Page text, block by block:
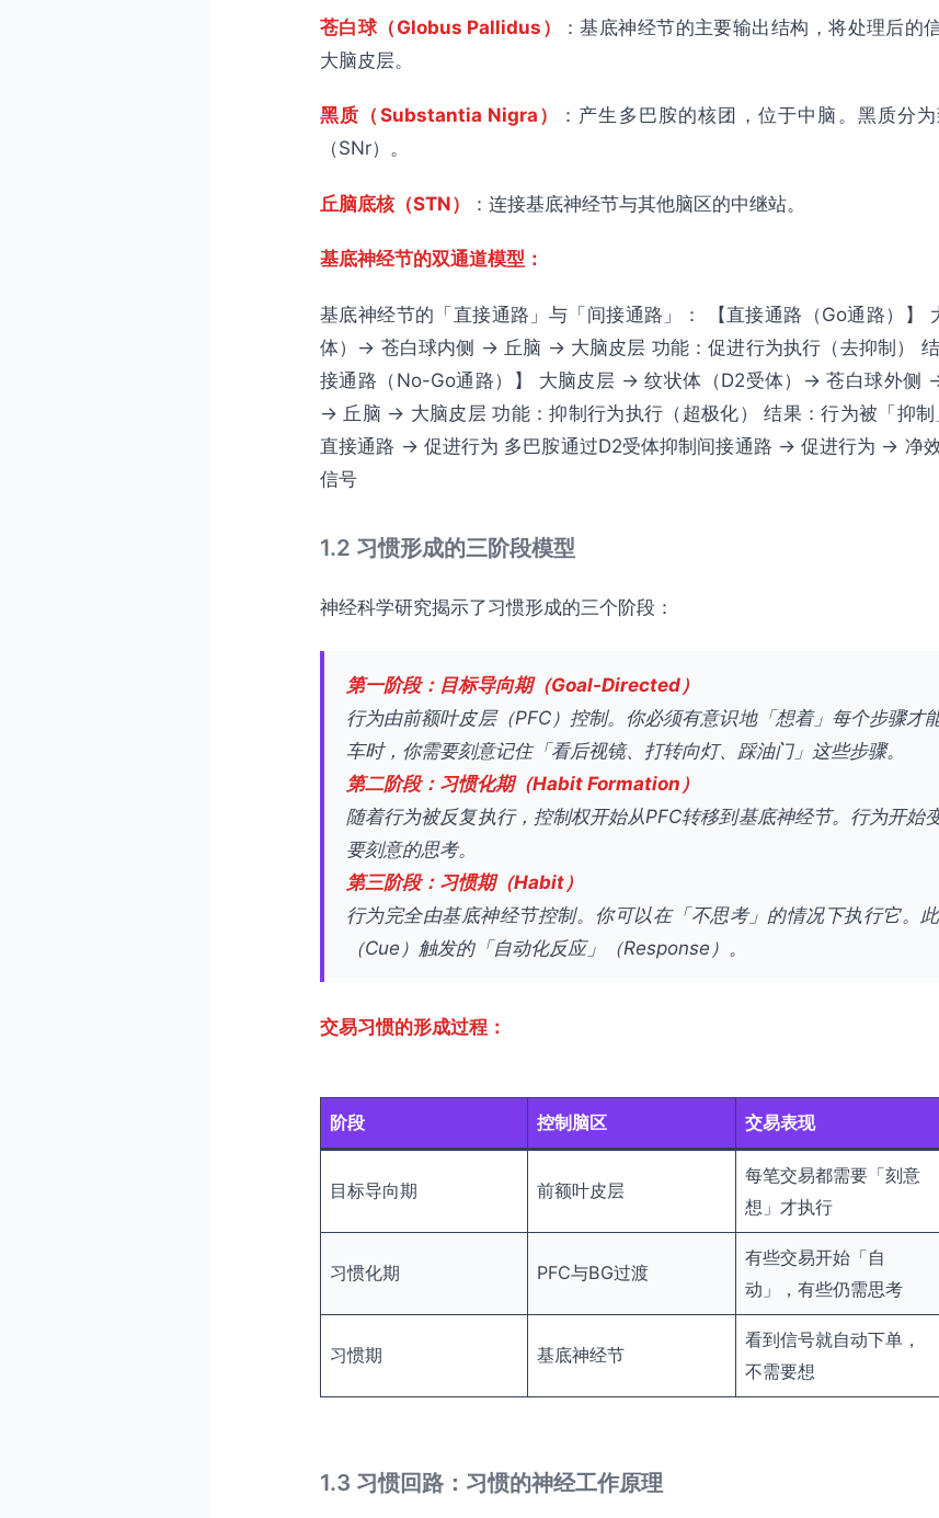
苍白球（Globus Pallidus）
：基底神经节的主要输出结构，将处理后的
大脑皮层。
黑质（Substantia Nigra）
：产生多巴胺的核团，位于中脑。黑质分
（SNr）。
丘脑底核（STN） ：连接基底神经节与其他脑区的中继站。
基底神经节的双通道模型：
基底神经节的「直接通路」与「间接通路」： 【直接通路（Go通路）】
体）→ 苍白球内侧 → 丘脑 → 大脑皮层 功能：促进行为执行（去抑制）
接通路（No-Go通路）】 大脑皮层 → 纹状体（D2受体）→ 苍白球外侧
→ 丘脑 → 大脑皮层 功能：抑制行为执行（超极化） 结果：行为被「抑制
直接通路 → 促进行为 多巴胺通过D2受体抑制间接通路 → 促进行为 → 净
信号
1.2 习惯形成的三阶段模型
神经科学研究揭示了习惯形成的三个阶段：
第一阶段：目标导向期（Goal-Directed）
行为由前额叶皮层（PFC）控制。你必须有意识地「想着」每个步骤才
车时，你需要刻意记住「看后视镜、打转向灯、踩油门」这些步骤。
第二阶段：习惯化期（Habit Formation）
随着行为被反复执行，控制权开始从PFC转移到基底神经节。行为开始
要刻意的思考。
第三阶段：习惯期（Habit）
行为完全由基底神经节控制。你可以在「不思考」的情况下执行它。
（Cue）触发的「自动化反应」（Response）。
交易习惯的形成过程：
阶段 控制脑区 交易表现
目标导向期 前额叶皮层
每笔交易都需要「刻意
想」才执行
习惯化期 PFC与BG过渡
有些交易开始「自
动」，有些仍需思考
习惯期 基底神经节
看到信号就自动下单，
不需要想
1.3 习惯回路：习惯的神经工作原理